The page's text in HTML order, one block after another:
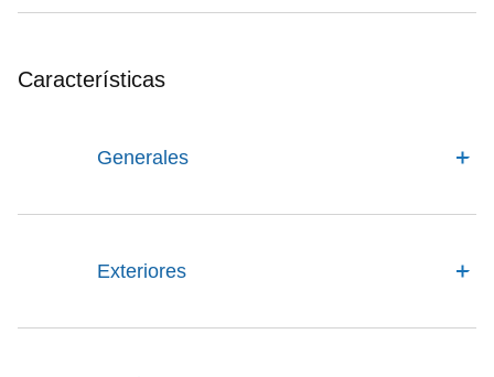
Características
Generales
Exteriores